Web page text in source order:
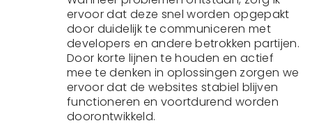
ervoor dat deze snel worden opgepakt
door duidelijk te communiceren met
developers en andere betrokken partijen.
Door korte lijnen te houden en actief
mee te denken in oplossingen zorgen we
ervoor dat de websites stabiel blijven
functioneren en voortdurend worden
doorontwikkeld.